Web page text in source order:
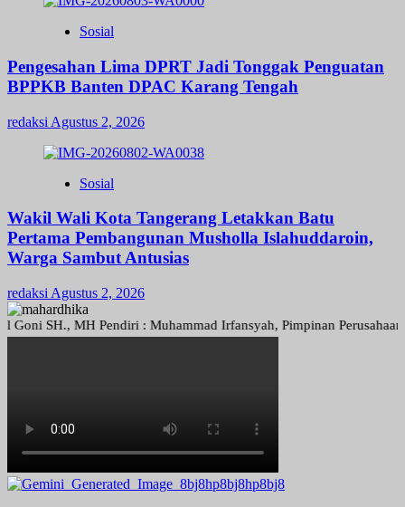
Sosial
Pengesahan Lima DPRT Jadi Tonggak Penguatan
BPPKB Banten DPAC Karang Tengah
redaksi Agustus 2, 2026
Sosial
Wakil Wali Kota Tangerang Letakkan Batu
Pertama Pembangunan Musholla Islahuddaroin,
Warga Sambut Antusias
redaksi Agustus 2, 2026
SH., MH Pendiri : Muhammad Irfansyah, Pimpinan Perusahaan